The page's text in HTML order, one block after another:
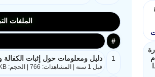
الملفات
#
1 دليل ومعلومات حول إثبات الكفالة
قبل 1 سنة | المشاهدات: 766 | الحجم: 298.7KB